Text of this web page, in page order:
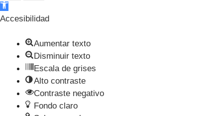
Abrir barra de herramientas
Accesibilidad
Aumentar texto
Disminuir texto
Escala de grises
Alto contraste
Contraste negativo
Fondo claro